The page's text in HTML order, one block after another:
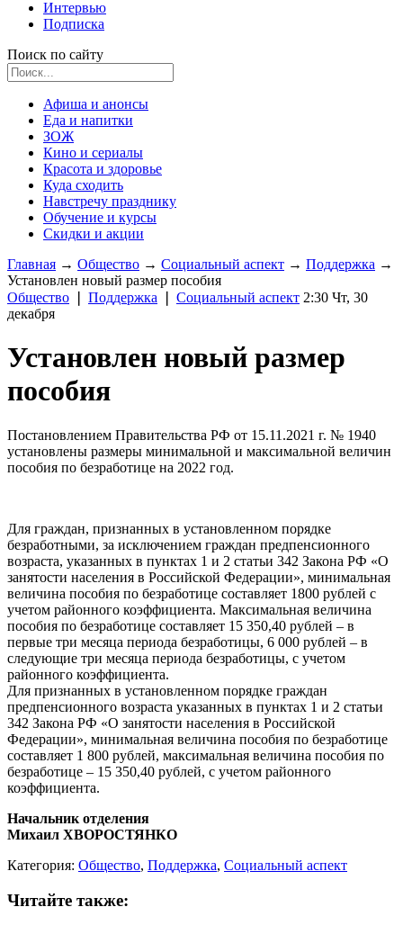
Интервью
Подписка
Поиск по сайту
Афиша и анонсы
Еда и напитки
ЗОЖ
Кино и сериалы
Красота и здоровье
Куда сходить
Навстречу празднику
Обучение и курсы
Скидки и акции
Главная → Общество → Социальный аспект → Поддержка →
Установлен новый размер пособия
Общество
Поддержка Социальный аспект 2:30 Чт, 30
декабря
Установлен новый размер
пособия
Постановлением Правительства РФ от 15.11.2021 г. № 1940
установлены размеры минимальной и максимальной величин
пособия по безработице на 2022 год.
Для граждан, признанных в установленном порядке
безработными, за исключением граждан предпенсионного
возраста, указанных в пунктах 1 и 2 статьи 342 Закона РФ «О
занятости населения в Российской Федерации», минимальная
величина пособия по безработице составляет 1800 рублей с
учетом районного коэффициента. Максимальная величина
пособия по безработице составляет 15 350,40 рублей – в
первые три месяца периода безработицы, 6 000 рублей – в
следующие три месяца периода безработицы, с учетом
районного коэффициента.
Для признанных в установленном порядке граждан
предпенсионного возраста указанных в пунктах 1 и 2 статьи
342 Закона РФ «О занятости населения в Российской
Федерации», минимальная величина пособия по безработице
составляет 1 800 рублей, максимальная величина пособия по
безработице – 15 350,40 рублей, с учетом районного
коэффициента.
Начальник отделения
Михаил ХВОРОСТЯНКО
Категория: Общество, Поддержка, Социальный аспект
Читайте также: